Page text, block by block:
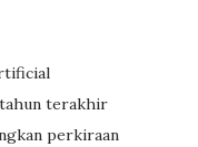
terakhir
perkiraan